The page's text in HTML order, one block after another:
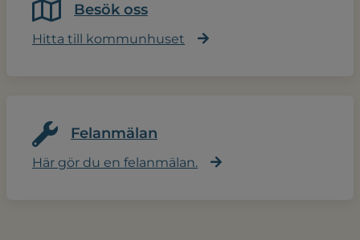
Besök oss
Hitta till kommunhuset
Felanmälan
Här gör du en felanmälan.